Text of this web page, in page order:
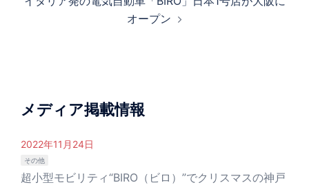
ビ
ン
オープン
メディア掲載情報
2022年11月24日
その他
超小型モビリティ“BIRO（ビロ）”でクリスマスの神戸